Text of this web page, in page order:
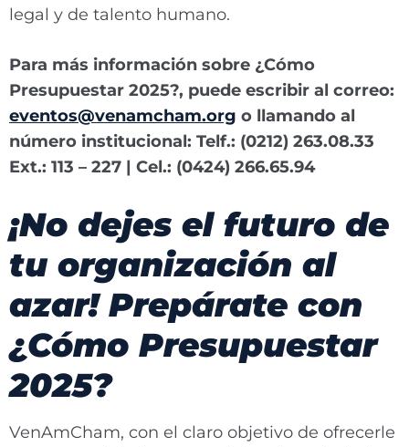
legal y de talento humano.
Para más información sobre ¿Cómo
Presupuestar 2025?, puede escribir al correo:
eventos@venamcham.org o llamando al
número institucional: Telf.: (0212) 263.08.33
Ext.: 113 – 227 | Cel.: (0424) 266.65.94
¡No dejes el futuro de
tu organización al
azar! Prepárate con
¿Cómo Presupuestar
2025?
VenAmCham, con el claro objetivo de ofrecerle